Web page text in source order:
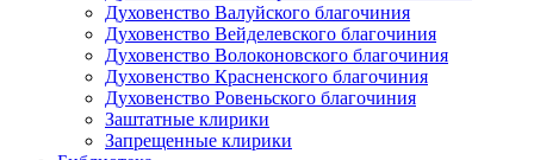
Духовенство Валуйского благочиния
Духовенство Вейделевского благочиния
Духовенство Волоконовского благочиния
Духовенство Красненского благочиния
Духовенство Ровеньского благочиния
Заштатные клирики
Запрещенные клирики